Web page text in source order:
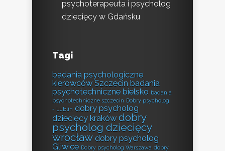
psychoterapeuta i psycholog
dziecięcy w Gdańsku
Tagi
badania psychologiczne
kierowców Szczecin badania
psychotechniczne bielsko badania
psychotechniczne szczecin Dobry psycholog
- Lublin dobry psycholog
dziecięcy kraków dobry
psycholog dziecięcy
wrocław dobry psycholog
Gliwice Dobry psycholog Warszawa dobry